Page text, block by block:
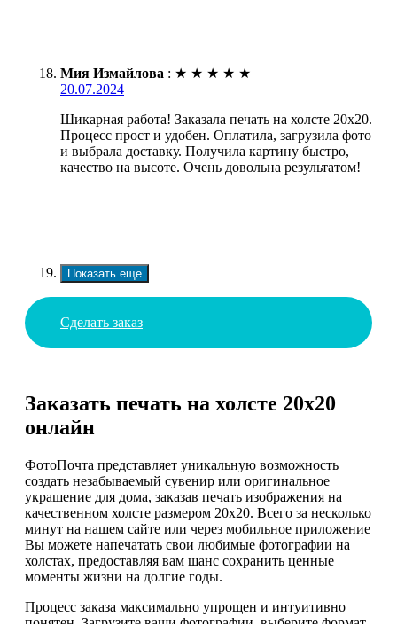
Мия Измайлова : ★ ★ ★ ★ ★
20.07.2024
Шикарная работа! Заказала печать на холсте 20х20.
Процесс прост и удобен. Оплатила, загрузила фото
и выбрала доставку. Получила картину быстро,
качество на высоте. Очень довольна результатом!
Показать еще
Сделать заказ
Заказать печать на холсте 20х20
онлайн
ФотоПочта представляет уникальную возможность
создать незабываемый сувенир или оригинальное
украшение для дома, заказав печать изображения на
качественном холсте размером 20х20. Всего за несколько
минут на нашем сайте или через мобильное приложение
Вы можете напечатать свои любимые фотографии на
холстах, предоставляя вам шанс сохранить ценные
моменты жизни на долгие годы.
Процесс заказа максимально упрощен и интуитивно